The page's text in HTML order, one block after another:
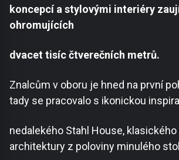
koncepcí a stylovými interiéry
ohromujících
dvacet tisíc čtverečních metrů.
Znalcům v oboru je hned na první
tady se pracovalo s ikonickou
nedalekého Stahl House,
architektury z poloviny minulého